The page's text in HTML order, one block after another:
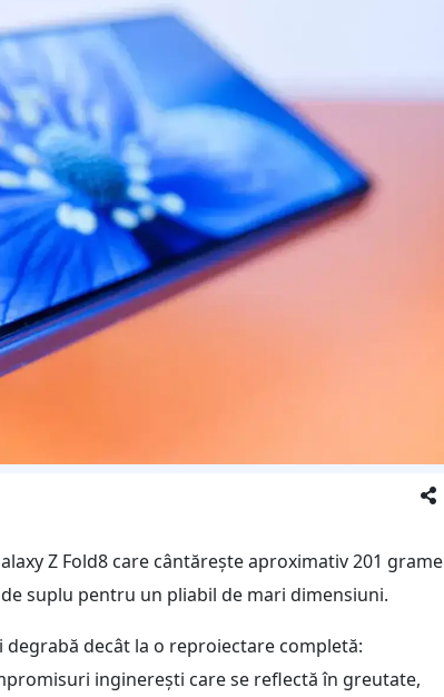
Z Fold8 care cântărește aproximativ 201 grame
suplu pentru un pliabil de mari dimensiuni.
degrabă decât la o reproiectare completă:
inginerești care se reflectă în greutate,